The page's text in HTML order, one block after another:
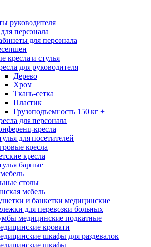
руководителя
персонала
для персонала
кресла и стулья
для руководителя
Дерево
Хром
Ткань-сетка
Пластик
Грузоподъемность 150 кг +
для персонала
кресла
для посетителей
кресла
кресла
барные
столы
мебель
и банкетки медицинские
для перевозки больных
медицинские подкатные
кровати
шкафы для раздевалок
шкафы